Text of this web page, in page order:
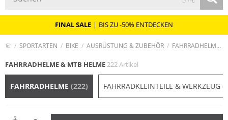
FINAL SALE | BIS ZU -50% ENTDECKEN
SPORTARTEN BIKE AUSRÜSTUNG & ZUBEHÖR FAHRRADHELME & MTB HELME
FAHRRADHELME & MTB HELME222 Artikel
FAHRRADHELME (222) FAHRRADKLEINTEILE & WERKZEUG